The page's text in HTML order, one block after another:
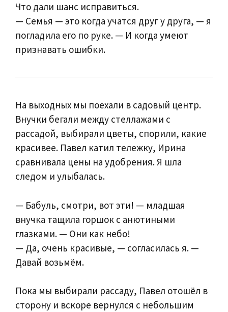
Что дали шанс исправиться.
— Семья — это когда учатся друг у друга, — я
погладила его по руке. — И когда умеют
признавать ошибки.
На выходных мы поехали в садовый центр.
Внучки бегали между стеллажами с
рассадой, выбирали цветы, спорили, какие
красивее. Павел катил тележку, Ирина
сравнивала цены на удобрения. Я шла
следом и улыбалась.
— Бабуль, смотри, вот эти! — младшая
внучка тащила горшок с анютиными
глазками. — Они как небо!
— Да, очень красивые, — согласилась я. —
Давай возьмём.
Пока мы выбирали рассаду, Павел отошёл в
сторону и вскоре вернулся с небольшим